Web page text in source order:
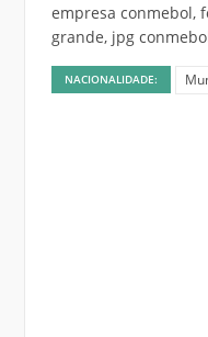
empresa conmebol,
grande, jpg
NACIONALIDADE: